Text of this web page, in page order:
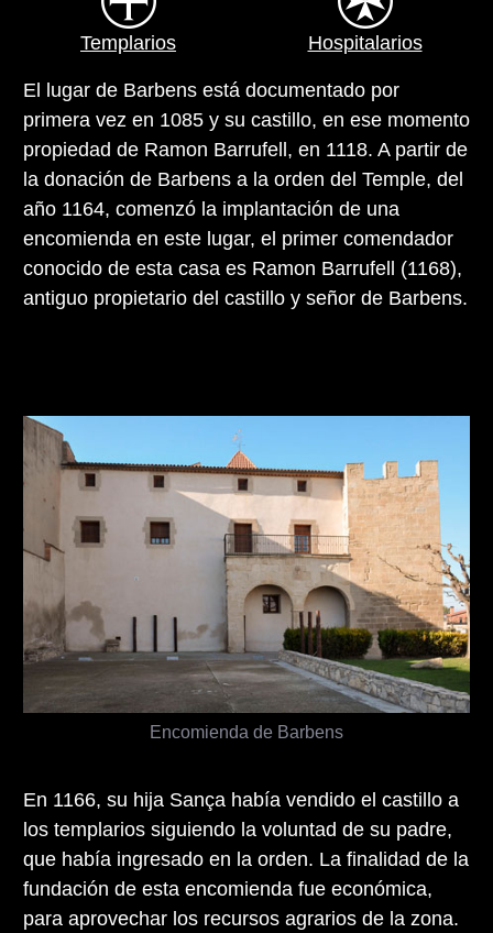
Templarios Hospitalarios
El lugar de Barbens está documentado por
primera vez en 1085 y su castillo, en ese momento
propiedad de Ramon Barrufell, en 1118. A partir de
la donación de Barbens a la orden del Temple, del
año 1164, comenzó la implantación de una
encomienda en este lugar, el primer comendador
conocido de esta casa es Ramon Barrufell (1168),
antiguo propietario del castillo y señor de Barbens.
Encomienda de Barbens
En 1166, su hija Sança había vendido el castillo a
los templarios siguiendo la voluntad de su padre,
que había ingresado en la orden. La finalidad de la
fundación de esta encomienda fue económica,
para aprovechar los recursos agrarios de la zona.